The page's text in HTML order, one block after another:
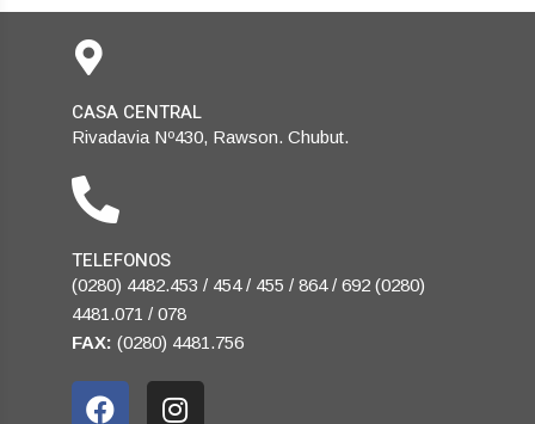
CASA CENTRAL
Rivadavia Nº430, Rawson. Chubut.
TELEFONOS
(0280) 4482.453 / 454 / 455 / 864 / 692 (0280)
4481.071 / 078
FAX: (0280) 4481.756